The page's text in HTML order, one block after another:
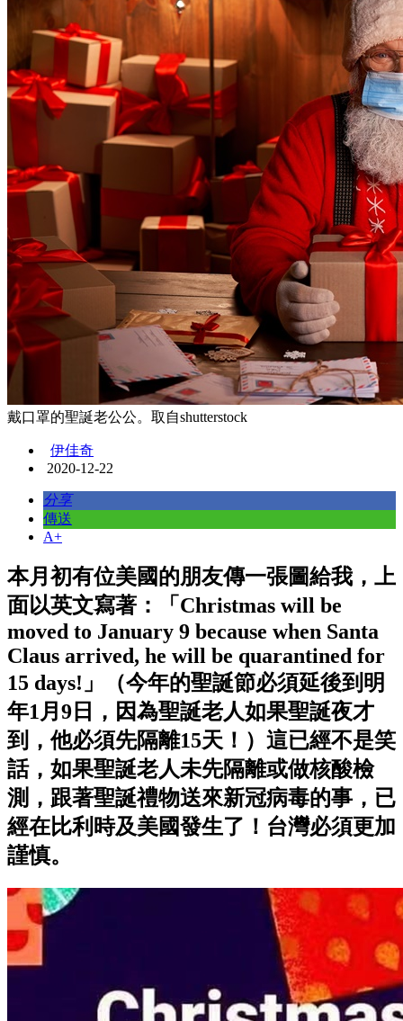
戴口罩的聖誕老公公。取自shutterstock
伊佳奇
2020-12-22
分享
傳送
A+
本月初有位美國的朋友傳一張圖給我，上
面以英文寫著：「Christmas will be
moved to January 9 because when Santa
Claus arrived, he will be quarantined for
15 days!」（今年的聖誕節必須延後到明
年1月9日，因為聖誕老人如果聖誕夜才
到，他必須先隔離15天！）這已經不是笑
話，如果聖誕老人未先隔離或做核酸檢
測，跟著聖誕禮物送來新冠病毒的事，已
經在比利時及美國發生了！台灣必須更加
謹慎。